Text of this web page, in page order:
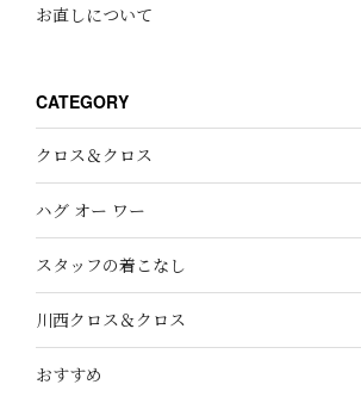
お直しについて
CATEGORY
クロス＆クロス
ハグ オー ワー
スタッフの着こなし
川西クロス＆クロス
おすすめ